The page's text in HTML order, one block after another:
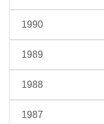
1990
1989
1988
1987